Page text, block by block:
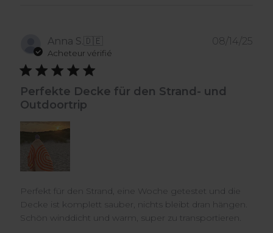
Anna S.🇩🇪
Acheteur vérifié
Perfekte Decke für den Strand- und
Outdoortrip
Perfekt für den Strand, eine Woche getestet und die
Decke ist komplett sauber, nichts bleibt dran hängen.
Schön winddicht und warm, super zu transportieren.
08/14/25